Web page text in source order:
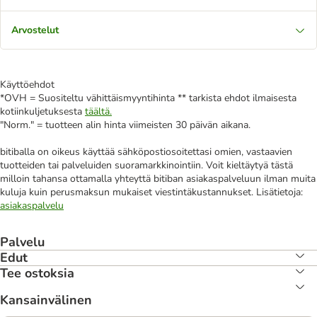
Arvostelut
Käyttöehdot
*OVH = Suositeltu vähittäismyyntihinta ** tarkista ehdot ilmaisesta
kotiinkuljetuksesta täältä.
"Norm." = tuotteen alin hinta viimeisten 30 päivän aikana.
bitiballa on oikeus käyttää sähköpostiosoitettasi omien, vastaavien
tuotteiden tai palveluiden suoramarkkinointiin. Voit kieltäytyä tästä
milloin tahansa ottamalla yhteyttä bitiban asiakaspalveluun ilman muita
kuluja kuin perusmaksun mukaiset viestintäkustannukset. Lisätietoja:
asiakaspalvelu
Palvelu
Edut
Tee ostoksia
Kansainvälinen